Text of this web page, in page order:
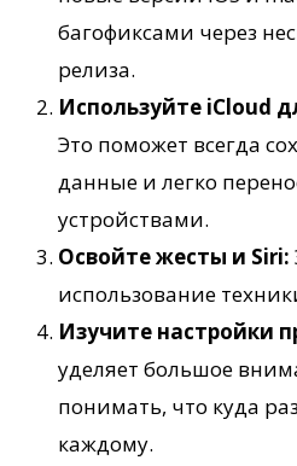
багофиксами через
релиза.
Используйте iCloud
Это поможет всегда
данные и легко
устройствами.
Освойте жесты и Siri:
использование
Изучите настройки
уделяет большое
понимать, что куда
каждому.